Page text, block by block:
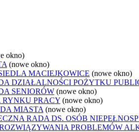
okno)
(nowe okno)
MACIEJKOWICE (nowe okno)
DZIAŁALNOŚCI POŻYTKU
SENIORÓW (nowe okno)
RYNKU PRACY (nowe okno)
MIASTA (nowe okno)
RADA DS. OSÓB
PROBLEMÓW